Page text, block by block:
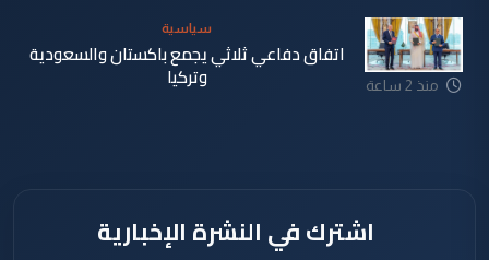
منذ 2 ساعة
سياسية
اتفاق دفاعي ثلاثي يجمع باكستان والسعودية
وتركيا
اشترك في النشرة الإخبارية